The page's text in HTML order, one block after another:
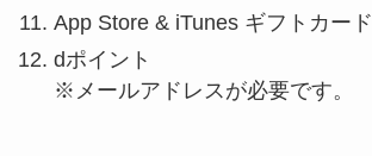
App Store & iTunes ギフトカード
dポイント
※メールアドレスが必要です。